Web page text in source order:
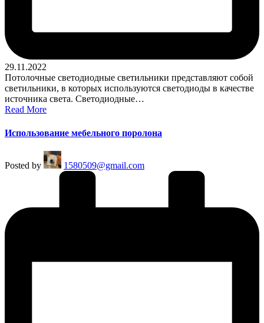
29.11.2022
Потолочные светодиодные светильники представляют собой
светильники, в которых используются светодиоды в качестве
источника света. Светодиодные…
Read More
Использование мебельного поролона
Posted by 1580509@gmail.com